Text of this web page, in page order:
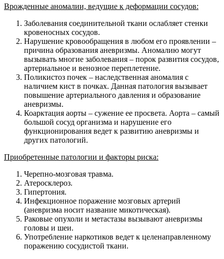
Врожденные аномалии, ведущие к деформации сосудов:
Заболевания соединительной ткани ослабляет стенки
кровеносных сосудов.
Нарушение кровообращения в любом его проявлении –
причина образования аневризмы. Аномалию могут
вызывать многие заболевания – порок развития сосудов,
артериальное и венозное переплетение.
Поликистоз почек – наследственная аномалия с
наличием кист в почках. Данная патология вызывает
повышение артериального давления и образование
аневризмы.
Коарктация аорты – сужение ее просвета. Аорта – самый
большой сосуд организма и нарушение его
функционирования ведет к развитию аневризмы и
других патологий.
Приобретенные патологии и факторы риска:
Черепно-мозговая травма.
Атеросклероз.
Гипертония.
Инфекционное поражение мозговых артерий
(аневризма носит название микотическая).
Раковые опухоли и метастазы вызывают аневризмы
головы и шеи.
Употребление наркотиков ведет к целенаправленному
поражению сосудистой ткани.